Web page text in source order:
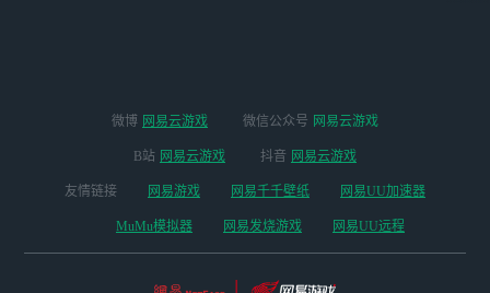
微博 网易云游戏 微信公众号 网易云游戏
B站 网易云游戏 抖音 网易云游戏
友情链接 网易游戏 网易千千壁纸 网易UU加速器
MuMu模拟器 网易发烧游戏 网易UU远程